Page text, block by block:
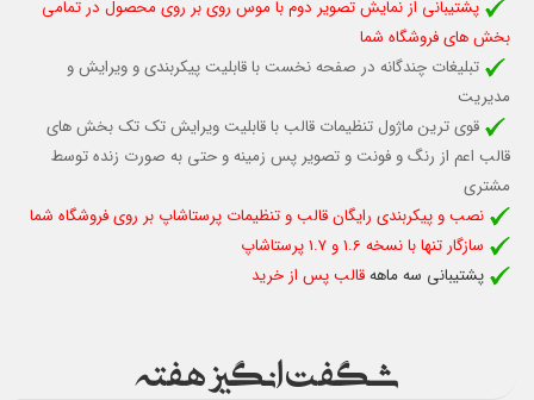
پشتیبانی از نمایش تصویر دوم با موس روی بر روی محصول در تمامی
بخش های فروشگاه شما
تبلیغات چندگانه در صفحه نخست با قابلیت پیکربندی و ویرایش و
مدیریت
قوی ترین ماژول تنظیمات قالب با قابلیت ویرایش تک تک بخش های
قالب اعم از رنگ و فونت و تصویر پس زمینه و حتی به صورت زنده توسط
مشتری
نصب و پیکربندی رایگان قالب و تنظیمات پرستاشاپ بر روی فروشگاه شما
سازگار تنها با نسخه 1.6 و 1.7 پرستاشاپ
پشتیبانی سه ماههقالب پس از خرید
شگفت انگیز هفته